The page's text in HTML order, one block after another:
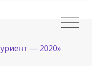
— 2020»